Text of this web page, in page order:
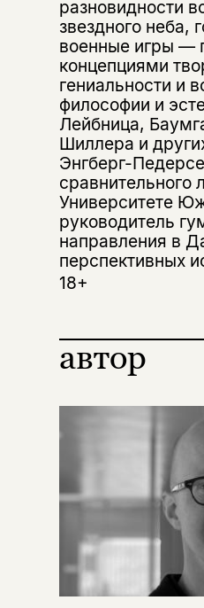
разновидности
звездного неба,
военные игры —
концепциями
гениальности и
философии и
Лейбница,
Шиллера и
Энгберг-
сравнительного
Университете
руководитель
направления в
перспективных
18+
автор
Поделиться
ссылку
Я соглашаюсь с
Я соглашаюсь с
Скажите,
вам уже
нет,